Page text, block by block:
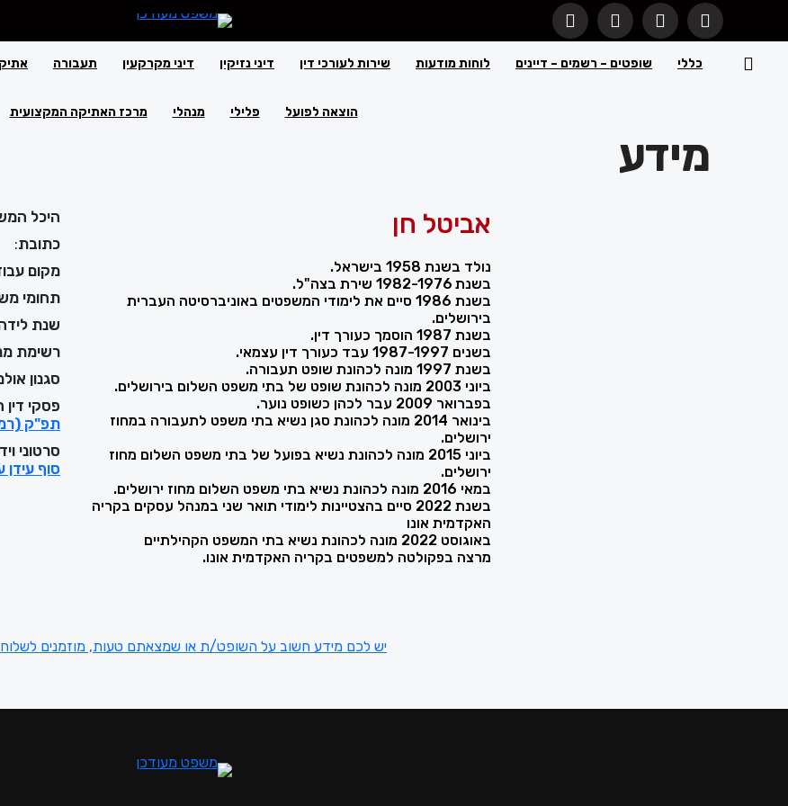
כללי שופטים – רשמים – דיינים לוחות מודעות שירות לעורכי דין דיני נזיקין דיני מקרקעין תעבורה
הוצאה לפועל פלילי מנהלי מרכז האתיקה המקצועית
מידע
אביטל חן
נולד בשנת 1958 בישראל.
בשנת 1982-1976 שירת בצה"ל.
בשנת 1986 סיים את לימודי המשפטים באוניברסיטה העברית
בירושלים.
בשנת 1987 הוסמך כעורך דין.
בשנים 1987-1997 עבד כעורך דין עצמאי.
בשנת 1997 מונה לכהונת שופט תעבורה.
ביוני 2003 מונה לכהונת שופט של בתי משפט השלום בירושלים.
בפברואר 2009 עבר לכהן כשופט נוער.
בינואר 2014 מונה לכהונת סגן נשיא בתי משפט לתעבורה במחוז
ירושלים.
ביוני 2015 מונה לכהונת נשיא בפועל של בתי משפט השלום מחוז
ירושלים.
במאי 2016 מונה לכהונת נשיא בתי משפט השלום מחוז ירושלים.
בשנת 2022 סיים בהצטיינות לימודי תואר שני במנהל עסקים בקריה
האקדמית אונו
באוגוסט 2022 מונה לכהונת נשיא בתי המשפט הקהילתיים
מרצה בפקולטה למשפטים בקריה האקדמית אונו.
היכל
כתובת:
מקום
תחומי
שנת
רשימת
סגנון
פסקי דין
תפ"ק (רמלה) 34334-03-19 -
סרטוני
סוף
יש לכם מידע חשוב על השופט/ת או שמצאתם טעות, מוזמנים לשלוח